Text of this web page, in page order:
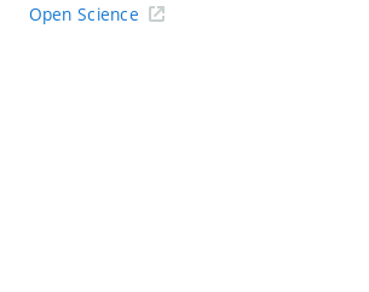
Open Science